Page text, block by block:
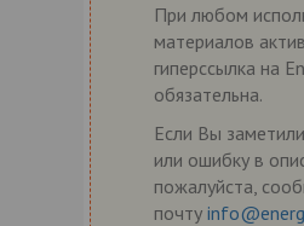
При любом
материалов
гиперссылка на
обязательна.
Если Вы
или ошибку в
пожалуйста,
почту